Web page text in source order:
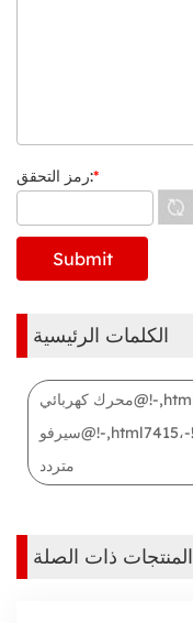
رمز التحقق:*
الكلمات الرئيسية
محرك كهربائي@!-,html7413،-!@،@!-،html7414,-!@محرك
سيرفو@!-,html7415،-!@،@!-،html7416,-!@محرك سيرفو تيار
متردد
المنتجات ذات الصلة